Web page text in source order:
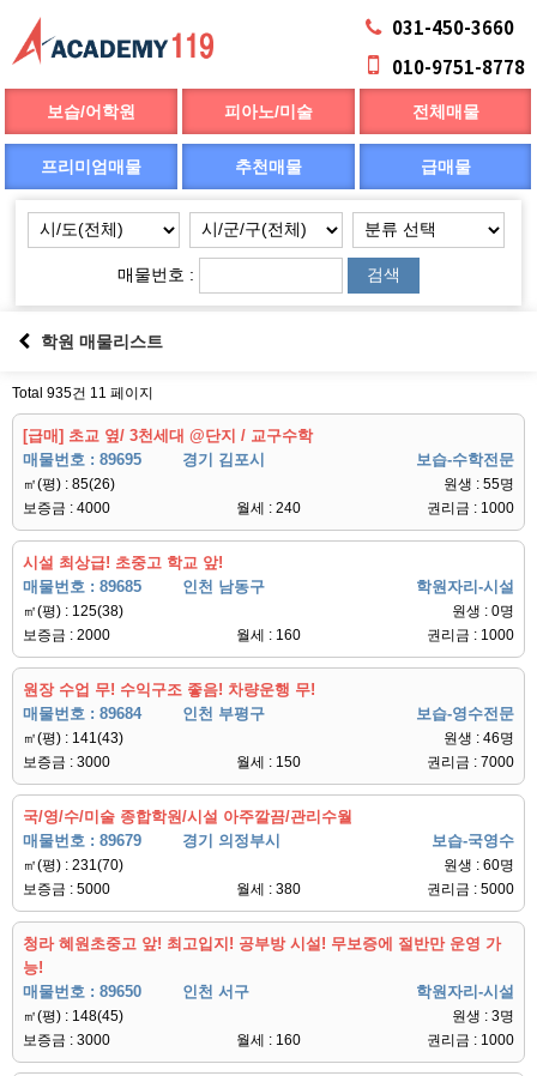
031-450-3660
010-9751-8778
보습/어학원 피아노/미술 전체매물
프리미엄매물 추천매물 급매물
매물번호 : 검색
학원 매물리스트
Total 935건 11 페이지
[급매] 초교 옆/ 3천세대 @단지 / 교구수학
매물번호 : 89695
경기 김포시 보습-수학전문
㎡(평) : 85(26)
원생 : 55명
보증금 : 4000
월세 : 240 권리금 : 1000
시설 최상급! 초중고 학교 앞!
매물번호 : 89685
인천 남동구 학원자리-시설
㎡(평) : 125(38)
원생 : 0명
보증금 : 2000
월세 : 160 권리금 : 1000
원장 수업 무! 수익구조 좋음! 차량운행 무!
매물번호 : 89684
인천 부평구 보습-영수전문
㎡(평) : 141(43)
원생 : 46명
보증금 : 3000
월세 : 150 권리금 : 7000
국/영/수/미술 종합학원/시설 아주깔끔/관리수월
매물번호 : 89679
경기 의정부시 보습-국영수
㎡(평) : 231(70)
원생 : 60명
보증금 : 5000
월세 : 380 권리금 : 5000
청라 혜원초중고 앞! 최고입지! 공부방 시설! 무보증에 절반만 운영 가
능!
매물번호 : 89650
인천 서구 학원자리-시설
㎡(평) : 148(45)
원생 : 3명
보증금 : 3000
월세 : 160 권리금 : 1000